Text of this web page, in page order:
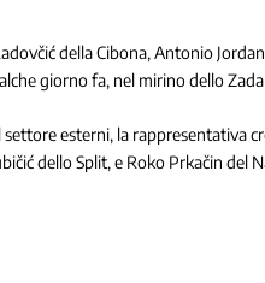
della Cibona, Antonio
giorno fa, nel mirino dello
esterni, la rappresentativa
dello Split, e Roko Prkačin del